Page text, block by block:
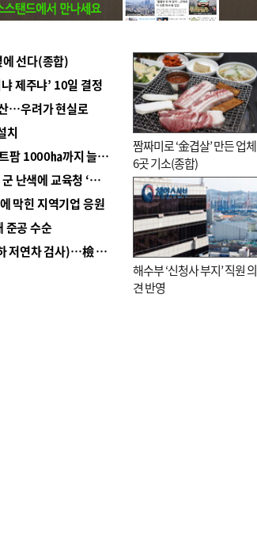
선다(종합)
제주냐’ 10일 결정
…우려가 현실로
치
■ 경남 농정 비전 ‘잘 사는 농촌’…스마트팜 1000㏊까지 늘린다
■ 교육혁신선도지 공모 코앞인데…구·군 난색에 교육청 ‘쩔쩔’
막힌 지역기업 응원
준공 수순
■ 검사 신분 버리고 직급하향(10년 이하 저연차 검사)…檢 중수청행 기피
짬짜미로 ‘金겹살’ 만든 업체
6곳 기소(종합)
해수부 ‘신청사 부지’ 직원 의
견 반영